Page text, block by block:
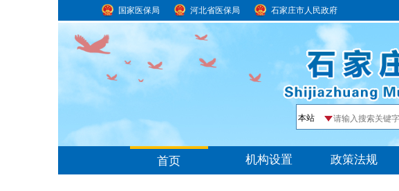
国家医保局 河北省医保局 石家庄市人民政府